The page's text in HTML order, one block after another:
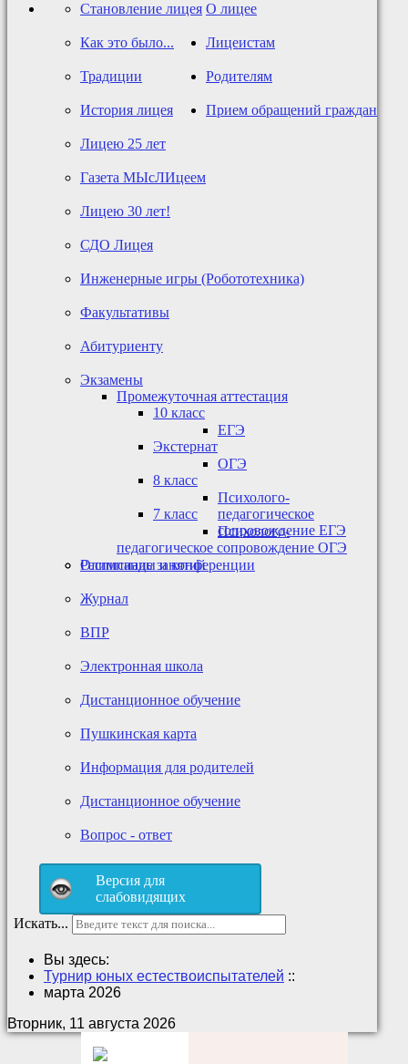
О лицее
Становление лицея
Как это было...
Традиции
История лицея
Лицею 25 лет
Газета МЫсЛИцеем
Лицею 30 лет!
Лицеистам
СДО Лицея
Инженерные игры (Робототехника)
Факультативы
Абитуриенту
Экзамены
Промежуточная аттестация
10 класс
Экстернат
8 класс
7 класс
ЕГЭ
ОГЭ
Психолого-
педагогическое
сопровождение ЕГЭ
Психолого-
педагогическое сопровождение ОГЭ
Олимпиады и конференции
Расписание занятий
Журнал
ВПР
Электронная школа
Дистанционное обучение
Пушкинская карта
Родителям
Информация для родителей
Дистанционное обучение
Прием обращений граждан
Вопрос - ответ
Версия для
слабовидящих
Искать...
Вы здесь:
Турнир юных естествоиспытателей ::
марта 2026
Вторник, 11 августа 2026